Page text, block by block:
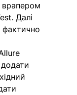
врапером
Далі
фактично